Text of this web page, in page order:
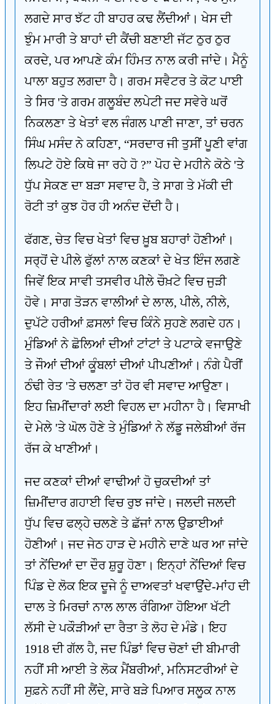
ਲਗਦੇ ਸਾਰ ਝੱਟ ਹੀ ਬਾਹਰ ਕਢ ਲੈਂਦੀਆਂ। ਖੇਸ ਦੀ
ਝੁੰਮ ਮਾਰੀ ਤੇ ਬਾਹਾਂ ਦੀ ਕੈਂਚੀ ਬਣਾਈ ਜੱਟ ਠੁਰ ਠੁਰ
ਕਰਦੇ, ਪਰ ਆਪਣੇ ਕੰਮ ਹਿੰਮਤ ਨਾਲ ਕਰੀ ਜਾਂਦੇ। ਮੈਨੂੰ
ਪਾਲਾ ਬਹੁਤ ਲਗਦਾ ਹੈ। ਗਰਮ ਸਵੈਟਰ ਤੇ ਕੋਟ ਪਾਈ
ਤੇ ਸਿਰ 'ਤੇ ਗਰਮ ਗਲੂਬੰਦ ਲਪੇਟੀ ਜਦ ਸਵੇਰੇ ਘਰੋਂ
ਨਿਕਲਣਾ ਤੇ ਖੇਤਾਂ ਵਲ ਜੰਗਲ ਪਾਣੀ ਜਾਣਾ, ਤਾਂ ਚਰਨ
ਸਿੰਘ ਮਸੰਦ ਨੇ ਕਹਿਣਾ, “ਸਰਦਾਰ ਜੀ ਤੁਸੀਂ ਪੂਣੀ ਵਾਂਗ
ਲਿਪਟੇ ਹੋਏ ਕਿਥੇ ਜਾ ਰਹੇ ਹੋ ?” ਪੋਹ ਦੇ ਮਹੀਨੇ ਕੋਠੇ 'ਤੇ
ਧੁੱਪ ਸੇਕਣ ਦਾ ਬੜਾ ਸਵਾਦ ਹੈ, ਤੇ ਸਾਗ ਤੇ ਮੱਕੀ ਦੀ
ਰੋਟੀ ਤਾਂ ਕੁਝ ਹੋਰ ਹੀ ਅਨੰਦ ਦੇਂਦੀ ਹੈ।
ਫੱਗਣ, ਚੇਤ ਵਿਚ ਖੇਤਾਂ ਵਿਚ ਖ਼ੂਬ ਬਹਾਰਾਂ ਹੋਣੀਆਂ।
ਸਰ੍ਹੋਂ ਦੇ ਪੀਲੇ ਫੁੱਲਾਂ ਨਾਲ ਕਣਕਾਂ ਦੇ ਖੇਤ ਇੰਜ ਲਗਣੇ
ਜਿਵੇਂ ਇਕ ਸਾਵੀ ਤਸਵੀਰ ਪੀਲੇ ਚੌਖ਼ਟੇ ਵਿਚ ਜੁੜੀ
ਹੋਵੇ। ਸਾਗ ਤੋੜਨ ਵਾਲੀਆਂ ਦੇ ਲਾਲ, ਪੀਲੇ, ਨੀਲੇ,
ਦੁਪੱਟੇ ਹਰੀਆਂ ਫ਼ਸਲਾਂ ਵਿਚ ਕਿੰਨੇ ਸੁਹਣੇ ਲਗਦੇ ਹਨ।
ਮੁੰਡਿਆਂ ਨੇ ਛੋਲਿਆਂ ਦੀਆਂ ਟਾਂਟਾਂ ਤੇ ਪਟਾਕੇ ਵਜਾਉਣੇ
ਤੇ ਜੌਆਂ ਦੀਆਂ ਕੂੰਬਲਾਂ ਦੀਆਂ ਪੀਪਣੀਆਂ। ਨੰਗੇ ਪੈਰੀਂ
ਠੰਢੀ ਰੇਤ 'ਤੇ ਚਲਣਾ ਤਾਂ ਹੋਰ ਵੀ ਸਵਾਦ ਆਉਣਾ।
ਇਹ ਜ਼ਿਮੀਂਦਾਰਾਂ ਲਈ ਵਿਹਲ ਦਾ ਮਹੀਨਾ ਹੈ। ਵਿਸਾਖੀ
ਦੇ ਮੇਲੇ 'ਤੇ ਘੋਲ ਹੋਣੇ ਤੇ ਮੁੰਡਿਆਂ ਨੇ ਲੱਡੂ ਜਲੇਬੀਆਂ ਰੱਜ
ਰੱਜ ਕੇ ਖਾਣੀਆਂ।
ਜਦ ਕਣਕਾਂ ਦੀਆਂ ਵਾਢੀਆਂ ਹੋ ਚੁਕਦੀਆਂ ਤਾਂ
ਜ਼ਿਮੀਂਦਾਰ ਗਹਾਈ ਵਿਚ ਰੁਝ ਜਾਂਦੇ। ਜਲਦੀ ਜਲਦੀ
ਧੁੱਪ ਵਿਚ ਫਲ੍ਹੇ ਚਲਣੇ ਤੇ ਛੱਜਾਂ ਨਾਲ ਉਡਾਈਆਂ
ਹੋਣੀਆਂ। ਜਦ ਜੇਠ ਹਾੜ ਦੇ ਮਹੀਨੇ ਦਾਣੇ ਘਰ ਆ ਜਾਂਦੇ
ਤਾਂ ਨੇਂਦਿਆਂ ਦਾ ਦੌਰ ਸ਼ੁਰੂ ਹੋਣਾ। ਇਨ੍ਹਾਂ ਨੇਂਦਿਆਂ ਵਿਚ
ਪਿੰਡ ਦੇ ਲੋਕ ਇਕ ਦੂਜੇ ਨੂੰ ਦਾਅਵਤਾਂ ਖਵਾਉਂਦੇ-ਮਾਂਹ ਦੀ
ਦਾਲ ਤੇ ਮਿਰਚਾਂ ਨਾਲ ਲਾਲ ਰੰਗਿਆ ਹੋਇਆ ਖੱਟੀ
ਲੱਸੀ ਦੇ ਪਕੌੜੀਆਂ ਦਾ ਰੈਤਾ ਤੇ ਲੋਹ ਦੇ ਮੰਡੇ। ਇਹ
1918 ਦੀ ਗੱਲ ਹੈ, ਜਦ ਪਿੰਡਾਂ ਵਿਚ ਚੋਣਾਂ ਦੀ ਬੀਮਾਰੀ
ਨਹੀਂ ਸੀ ਆਈ ਤੇ ਲੋਕ ਮੈਂਬਰੀਆਂ, ਮਨਿਸਟਰੀਆਂ ਦੇ
ਸੁਫ਼ਨੇ ਨਹੀਂ ਸੀ ਲੈਂਦੇ, ਸਾਰੇ ਬੜੇ ਪਿਆਰ ਸਲੂਕ ਨਾਲ